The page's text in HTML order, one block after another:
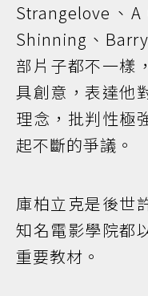
Strangelove、
Shinning、
部片子都不一樣
具創意，表達他
理念，批判性極
起不斷的爭議。
庫柏立克是後世
知名電影學院都
重要教材。